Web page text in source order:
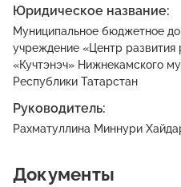
Юридическое название:
Муниципальное бюджетное
учреждение «Центр
«Кучтэнэч» Нижнекамского
Республики Татарстан
Руководитель:
Рахматуллина Миннури
Документы